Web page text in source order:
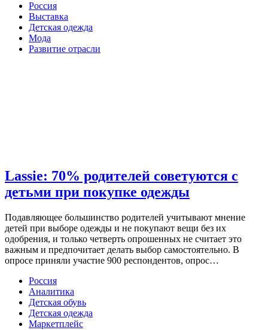
Россия
Выставка
Детская одежда
Мода
Развитие отрасли
Lassie: 70% родителей советуются с
детьми при покупке одежды
Подавляющее большинство родителей учитывают мнение
детей при выборе одежды и не покупают вещи без их
одобрения, и только четверть опрошенных не считает это
важным и предпочитает делать выбор самостоятельно. В
опросе приняли участие 900 респондентов, опрос…
Россия
Аналитика
Детская обувь
Детская одежда
Маркетплейс